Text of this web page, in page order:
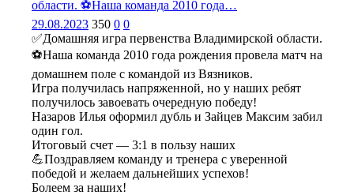
29.08.2023 350 0 0
✅Домашняя игра первенства Владимирской области.
⚽️Наша команда 2010 года рождения провела матч на
домашнем поле с командой из Вязников.
Игра получилась напряженной, но у наших ребят
получилось завоевать очередную победу!
Назаров Илья оформил дубль и Зайцев Максим забил
один гол.
Итоговый счет — 3:1 в пользу наших
💪Поздравляем команду и тренера с уверенной
победой и желаем дальнейших успехов!
Болеем за наших!